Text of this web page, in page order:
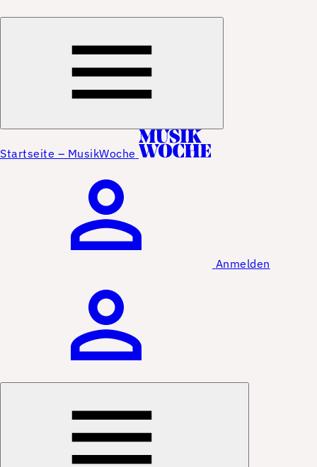
Startseite – MusikWoche
Anmelden